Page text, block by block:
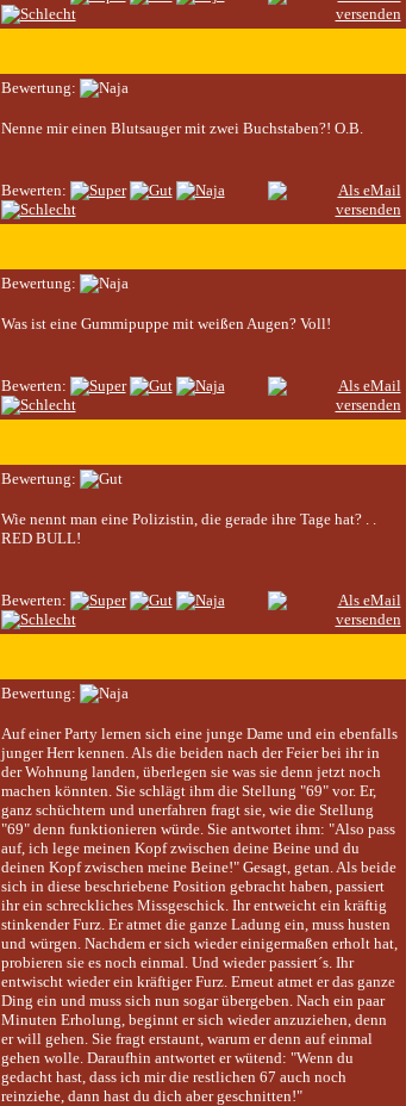
Bewertung:
Nenne mir einen Blutsauger mit zwei Buchstaben?! O.B.
Bewerten:
Bewertung:
Was ist eine Gummipuppe mit weißen Augen? Voll!
Bewerten:
Bewertung:
Wie nennt man eine Polizistin, die gerade ihre Tage hat? . .
RED BULL!
Bewerten:
Bewertung:
Auf einer Party lernen sich eine junge Dame und ein ebenfalls
junger Herr kennen. Als die beiden nach der Feier bei ihr in
der Wohnung landen, überlegen sie was sie denn jetzt noch
machen könnten. Sie schlägt ihm die Stellung "69" vor. Er,
ganz schüchtern und unerfahren fragt sie, wie die Stellung
"69" denn funktionieren würde. Sie antwortet ihm: "Also pass
auf, ich lege meinen Kopf zwischen deine Beine und du
deinen Kopf zwischen meine Beine!" Gesagt, getan. Als beide
sich in diese beschriebene Position gebracht haben, passiert
ihr ein schreckliches Missgeschick. Ihr entweicht ein kräftig
stinkender Furz. Er atmet die ganze Ladung ein, muss husten
und würgen. Nachdem er sich wieder einigermaßen erholt hat,
probieren sie es noch einmal. Und wieder passiert´s. Ihr
entwischt wieder ein kräftiger Furz. Erneut atmet er das ganze
Ding ein und muss sich nun sogar übergeben. Nach ein paar
Minuten Erholung, beginnt er sich wieder anzuziehen, denn
er will gehen. Sie fragt erstaunt, warum er denn auf einmal
gehen wolle. Daraufhin antwortet er wütend: "Wenn du
gedacht hast, dass ich mir die restlichen 67 auch noch
reinziehe, dann hast du dich aber geschnitten!"